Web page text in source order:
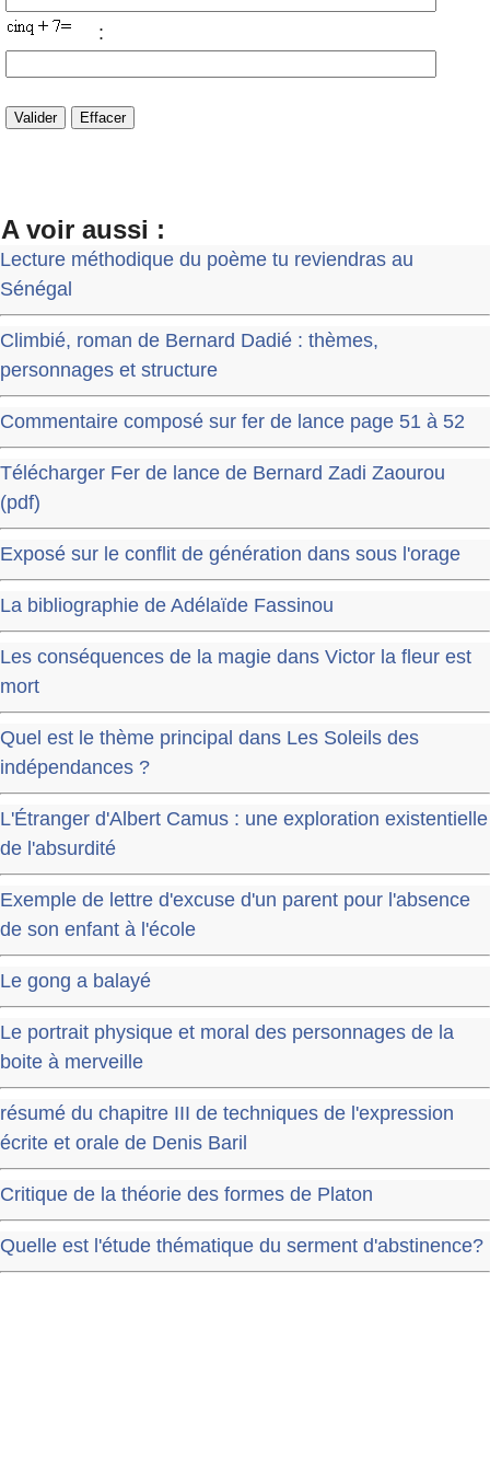
:
A voir aussi :
Lecture méthodique du poème tu reviendras au
Sénégal
Climbié, roman de Bernard Dadié : thèmes,
personnages et structure
Commentaire composé sur fer de lance page 51 à 52
Télécharger Fer de lance de Bernard Zadi Zaourou
(pdf)
Exposé sur le conflit de génération dans sous l'orage
La bibliographie de Adélaïde Fassinou
Les conséquences de la magie dans Victor la fleur est
mort
Quel est le thème principal dans Les Soleils des
indépendances ?
L'Étranger d'Albert Camus : une exploration existentielle
de l'absurdité
Exemple de lettre d'excuse d'un parent pour l'absence
de son enfant à l'école
Le gong a balayé
Le portrait physique et moral des personnages de la
boite à merveille
résumé du chapitre III de techniques de l'expression
écrite et orale de Denis Baril
Critique de la théorie des formes de Platon
Quelle est l'étude thématique du serment d'abstinence?